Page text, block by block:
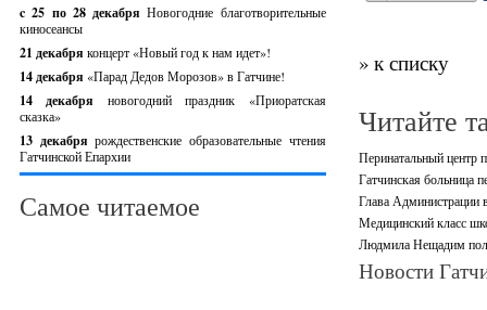
c 25 по 28 декабряНовогодние благотворительные
киносеансы
21 декабря концерт «Новый год к нам идет»!
14 декабря «Парад Дедов Морозов» в Гатчине!
14 декабря новогодний праздник «Приоратская
сказка»
13 декабрярождественские образовательные чтения
Гатчинской Епархии
Самое читаемое
» к списку
Читайте
Перинатальный центр
Гатчинская больница
Глава Администрации
Медицинский класс
Людмила Нещадим
Новости